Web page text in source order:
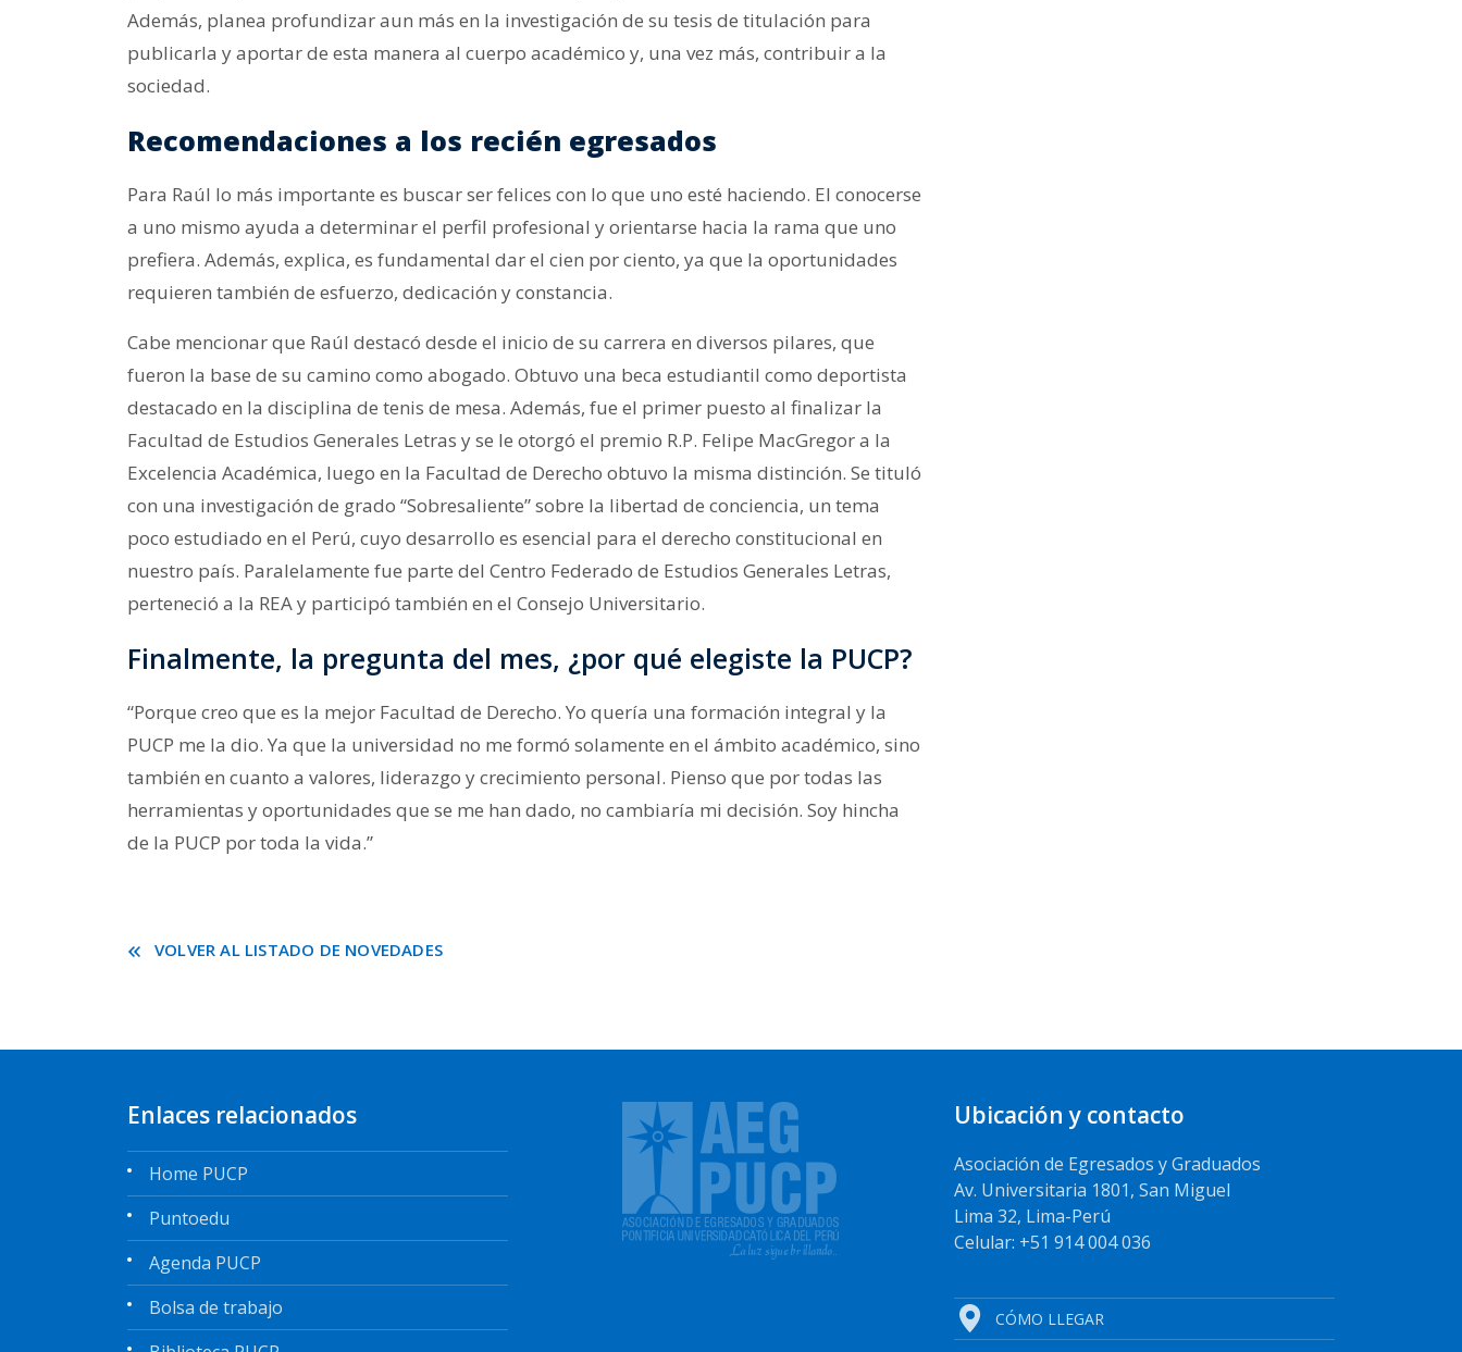
Además, planea profundizar aun más en la investigación de su tesis de titulación para
publicarla y aportar de esta manera al cuerpo académico y, una vez más, contribuir a la
sociedad.
Recomendaciones a los recién egresados
Para Raúl lo más importante es buscar ser felices con lo que uno esté haciendo. El conocerse
a uno mismo ayuda a determinar el perfil profesional y orientarse hacia la rama que uno
prefiera. Además, explica, es fundamental dar el cien por ciento, ya que la oportunidades
requieren también de esfuerzo, dedicación y constancia.
Cabe mencionar que Raúl destacó desde el inicio de su carrera en diversos pilares, que
fueron la base de su camino como abogado. Obtuvo una beca estudiantil como deportista
destacado en la disciplina de tenis de mesa. Además, fue el primer puesto al finalizar la
Facultad de Estudios Generales Letras y se le otorgó el premio R.P. Felipe MacGregor a la
Excelencia Académica, luego en la Facultad de Derecho obtuvo la misma distinción. Se tituló
con una investigación de grado “Sobresaliente” sobre la libertad de conciencia, un tema
poco estudiado en el Perú, cuyo desarrollo es esencial para el derecho constitucional en
nuestro país. Paralelamente fue parte del Centro Federado de Estudios Generales Letras,
perteneció a la REA y participó también en el Consejo Universitario.
Finalmente, la pregunta del mes, ¿por qué elegiste la PUCP?
“Porque creo que es la mejor Facultad de Derecho. Yo quería una formación integral y la
PUCP me la dio. Ya que la universidad no me formó solamente en el ámbito académico, sino
también en cuanto a valores, liderazgo y crecimiento personal. Pienso que por todas las
herramientas y oportunidades que se me han dado, no cambiaría mi decisión. Soy hincha
de la PUCP por toda la vida.”
VOLVER AL LISTADO DE NOVEDADES
Enlaces relacionados
Home PUCP
Puntoedu
Agenda PUCP
Bolsa de trabajo
Ubicación y contacto
Asociación de Egresados y Graduados
Av. Universitaria 1801, San Miguel
Lima 32, Lima-Perú
Celular: +51 914 004 036
CÓMO LLEGAR